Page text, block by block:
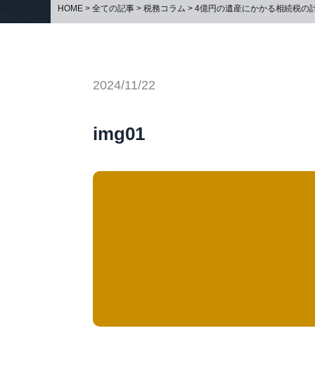
HOME > 全ての記事 > 税務コラム > 4億円の遺産にかかる相続税の
2024/11/22
img01